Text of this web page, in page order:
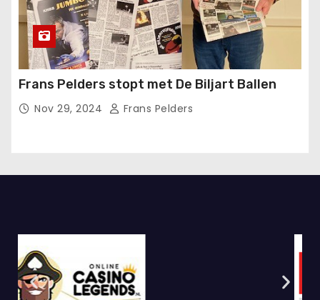
Frans Pelders stopt met De Biljart Ballen
Nov 29, 2024 Frans Pelders